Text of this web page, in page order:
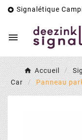
 Signalétique

Accueil
Car
Panneau